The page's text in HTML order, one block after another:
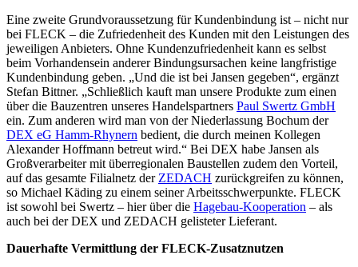
Eine zweite Grundvoraussetzung für Kundenbindung ist – nicht nur
bei FLECK – die Zufriedenheit des Kunden mit den Leistungen des
jeweiligen Anbieters. Ohne Kundenzufriedenheit kann es selbst
beim Vorhandensein anderer Bindungsursachen keine langfristige
Kundenbindung geben. „Und die ist bei Jansen gegeben“, ergänzt
Stefan Bittner. „Schließlich kauft man unsere Produkte zum einen
über die Bauzentren unseres Handelspartners Paul Swertz GmbH
ein. Zum anderen wird man von der Niederlassung Bochum der
DEX eG Hamm-Rhynern bedient, die durch meinen Kollegen
Alexander Hoffmann betreut wird.“ Bei DEX habe Jansen als
Großverarbeiter mit überregionalen Baustellen zudem den Vorteil,
auf das gesamte Filialnetz der ZEDACH zurückgreifen zu können,
so Michael Käding zu einem seiner Arbeitsschwerpunkte. FLECK
ist sowohl bei Swertz – hier über die Hagebau-Kooperation – als
auch bei der DEX und ZEDACH gelisteter Lieferant.
Dauerhafte Vermittlung der FLECK-Zusatznutzen